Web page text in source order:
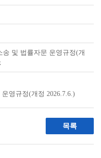
송 및 법률자문 운영규정(개
영규정(개정 2026.7.6.)
목록